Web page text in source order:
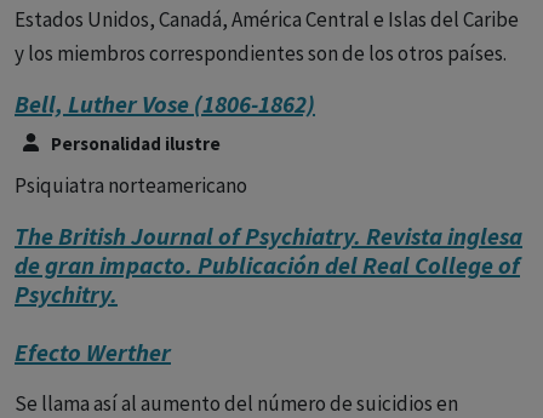
Estados Unidos, Canadá, América Central e Islas del Caribe
y los miembros correspondientes son de los otros países.
Bell, Luther Vose (1806-1862)
Personalidad ilustre
Psiquiatra norteamericano
The British Journal of Psychiatry. Revista inglesa
de gran impacto. Publicación del Real College of
Psychitry.
Efecto Werther
Se llama así al aumento del número de suicidios en